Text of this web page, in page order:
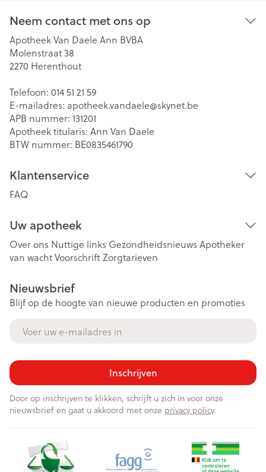
Neem contact met ons op
Apotheek Van Daele Ann BVBA
Molenstraat 38
2270 Herenthout
Telefoon: 014 51 21 59
E-mailadres: apotheek.vandaele@skynet.be
APB nummer: 131201
Apotheek titularis: Ann Van Daele
BTW nummer: BE0835461790
Klantenservice
FAQ
Uw apotheek
Over ons Nuttige links Gezondheidsnieuws Apotheker
van wachtVoorschriftZorgtarieven
Nieuwsbrief
Blijf op de hoogte van nieuwe producten en promoties
Inschrijven
Door op inschrijven te klikken, schrijft u zich in voor onze
nieuwsbrief en gaat u akkoord met onze privacy policy.